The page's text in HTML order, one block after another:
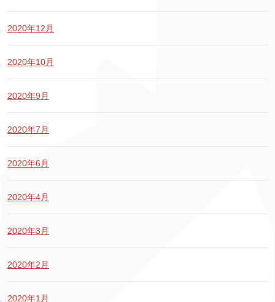
2020年12月
2020年10月
2020年9月
2020年7月
2020年6月
2020年4月
2020年3月
2020年2月
2020年1月